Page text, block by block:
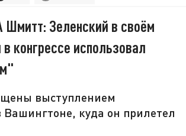
Зеленский в своём
конгрессе использовал
выступлением
Вашингтоне, куда он прилетел